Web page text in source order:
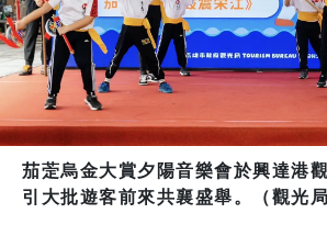
茄萣烏金大賞夕陽音樂會於興達港
引大批遊客前來共襄盛舉。（觀光局